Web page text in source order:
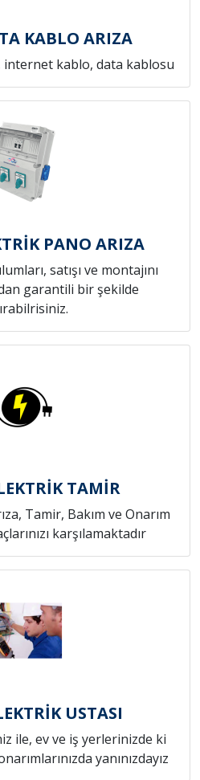
KABLO ARIZA
internet kablo, data kablosu
PANO ARIZA
satışı ve montajını
garantili bir şekilde
TAMİR
Tamir, Bakım ve Onarım
karşılamaktadır
USTASI
ile, ev ve iş yerlerinizde ki
yanınızdayız